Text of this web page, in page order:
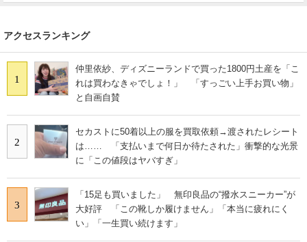
アクセスランキング
1
仲里依紗、ディズニーランドで買った1800円土産を「こ
れは買わなきゃでしょ！」 「すっごい上手お買い物」
と自画自賛
2
セカストに50着以上の服を買取依頼→渡されたレシート
は…… 「支払いまで何日か待たされた」衝撃的な光景
に「この値段はヤバすぎ」
3
「15足も買いました」 無印良品の“撥水スニーカー”が
大好評 「この靴しか履けません」「本当に疲れにく
い」「一生買い続けます」